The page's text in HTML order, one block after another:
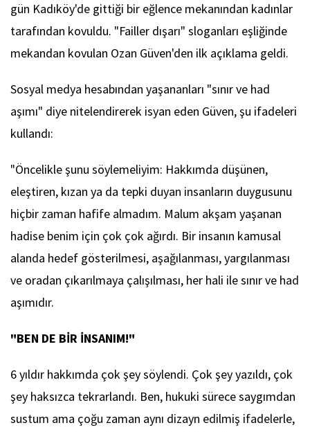
gün Kadıköy'de gittiği bir eğlence mekanından kadınlar
tarafından kovuldu. "Failler dışarı" sloganları eşliğinde
mekandan kovulan Ozan Güven'den ilk açıklama geldi.
Sosyal medya hesabından yaşananları "sınır ve had
aşımı" diye nitelendirerek isyan eden Güven, şu ifadeleri
kullandı:
"Öncelikle şunu söylemeliyim: Hakkımda düşünen,
eleştiren, kızan ya da tepki duyan insanların duygusunu
hiçbir zaman hafife almadım. Malum akşam yaşanan
hadise benim için çok çok ağırdı. Bir insanın kamusal
alanda hedef gösterilmesi, aşağılanması, yargılanması
ve oradan çıkarılmaya çalışılması, her hali ile sınır ve had
aşımıdır.
"BEN DE BİR İNSANIM!"
6 yıldır hakkımda çok şey söylendi. Çok şey yazıldı, çok
şey haksızca tekrarlandı. Ben, hukuki sürece saygımdan
sustum ama çoğu zaman aynı dizayn edilmiş ifadelerle,